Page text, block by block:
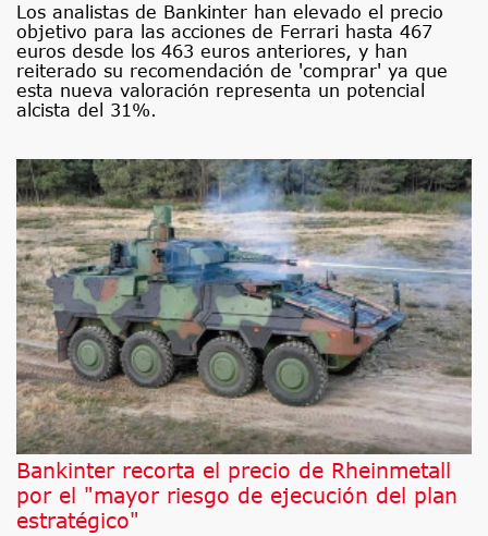
Los analistas de Bankinter han elevado el precio
objetivo para las acciones de Ferrari hasta 467
euros desde los 463 euros anteriores, y han
reiterado su recomendación de 'comprar' ya que
esta nueva valoración representa un potencial
alcista del 31%.
Bankinter recorta el precio de Rheinmetall
por el "mayor riesgo de ejecución del plan
estratégico"